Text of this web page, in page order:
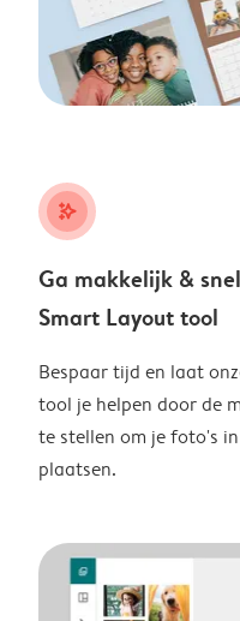
stars_plus
Ga makkelijk &
Smart Layout tool
Bespaar tijd en laat
tool je helpen door de
te stellen om je foto's
plaatsen.